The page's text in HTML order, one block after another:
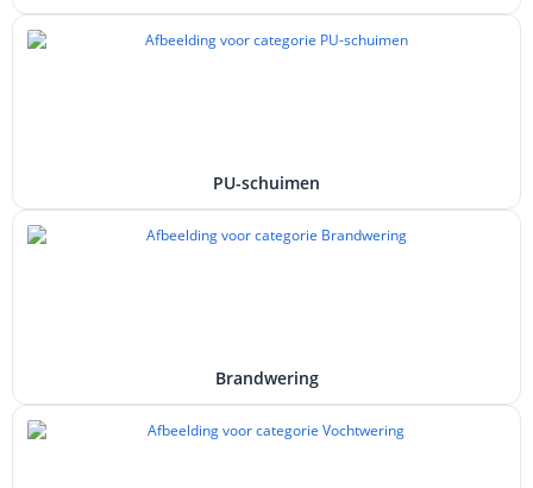
PU-schuimen
Brandwering